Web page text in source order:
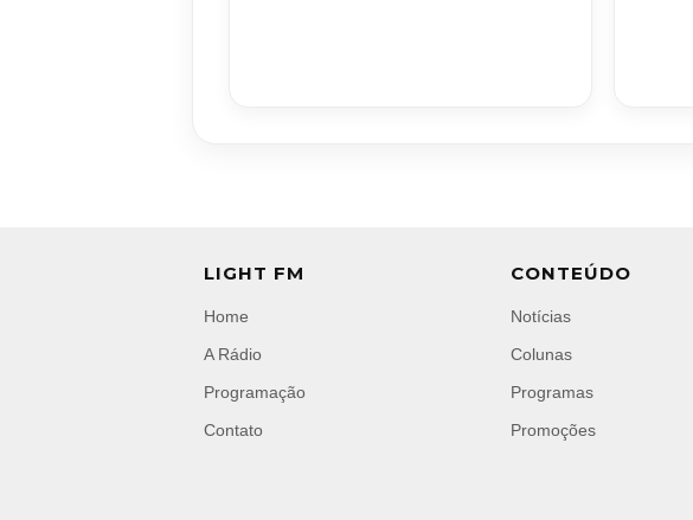
LIGHT FM
Home
A Rádio
Programação
Contato
CONTEÚDO
Notícias
Colunas
Programas
Promoções